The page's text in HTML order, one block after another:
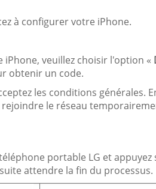
à configurer votre iPhone.
iPhone, veuillez choisir l'option «
obtenir un code.
les conditions générales.
rejoindre le réseau
portable LG et appuyez
attendre la fin du processus.